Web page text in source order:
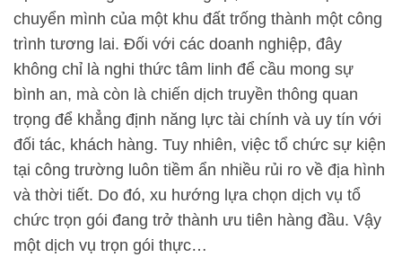
chuyển mình của một khu đất trống thành một công
trình tương lai. Đối với các doanh nghiệp, đây
không chỉ là nghi thức tâm linh để cầu mong sự
bình an, mà còn là chiến dịch truyền thông quan
trọng để khẳng định năng lực tài chính và uy tín với
đối tác, khách hàng. Tuy nhiên, việc tổ chức sự kiện
tại công trường luôn tiềm ẩn nhiều rủi ro về địa hình
và thời tiết. Do đó, xu hướng lựa chọn dịch vụ tổ
chức trọn gói đang trở thành ưu tiên hàng đầu. Vậy
một dịch vụ trọn gói thực…